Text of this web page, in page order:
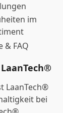
im
& FAQ
LaanTech®
bei